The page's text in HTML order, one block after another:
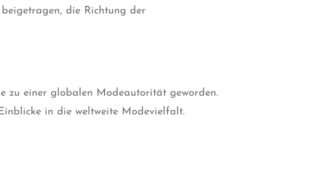
die Richtung der
zu einer globalen Modeautorität geworden.
in die weltweite Modevielfalt.